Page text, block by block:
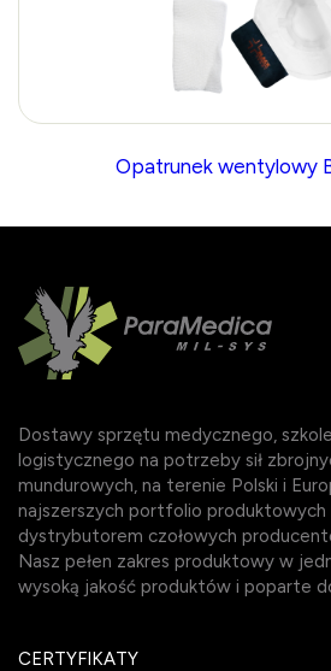
Opatrunek wentylowy
Dostawy sprzętu medycznego,
logistycznego na potrzeby sił
mundurowych, na terenie Polski i
najszerszych portfolio produktowych
dystrybutorem czołowych
Nasz pełen zakres produktowy w
wysoką jakość produktów i poparte
CERTYFIKATY